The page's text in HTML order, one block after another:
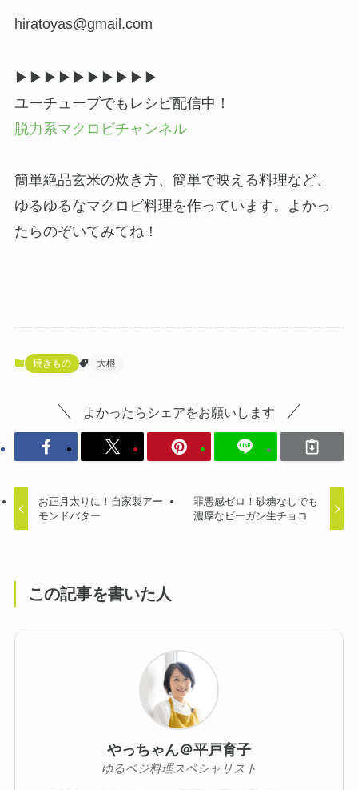
hiratoyas@gmail.com
▶▶︎▶︎▶▶︎▶︎▶▶︎▶︎▶
ユーチューブでもレシピ配信中！
脱力系マクロビチャンネル
簡単絶品玄米の炊き方、簡単で映える料理など、
ゆるゆるなマクロビ料理を作っています。よかっ
たらのぞいてみてね！
焼きもの 大根
よかったらシェアをお願いします
お正月太りに！自家製アー
モンドバター
罪悪感ゼロ！砂糖なしでも
濃厚なビーガン生チョコ
この記事を書いた人
やっちゃん＠平戸育子
ゆるベジ料理スペシャリスト